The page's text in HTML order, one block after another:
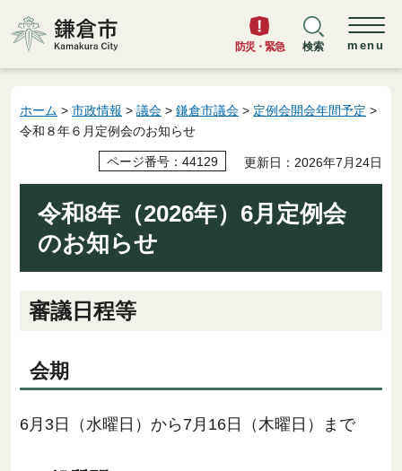
鎌倉市
防災・緊急 検索 menu
ホーム > 市政情報 > 議会 > 鎌倉市議会 > 定例会開会年間予定 >
令和８年６月定例会のお知らせ
ページ番号：44129 更新日：2026年7月24日
令和8年（2026年）6月定例会
のお知らせ
審議日程等
会期
6月3日（水曜日）から7月16日（木曜日）まで